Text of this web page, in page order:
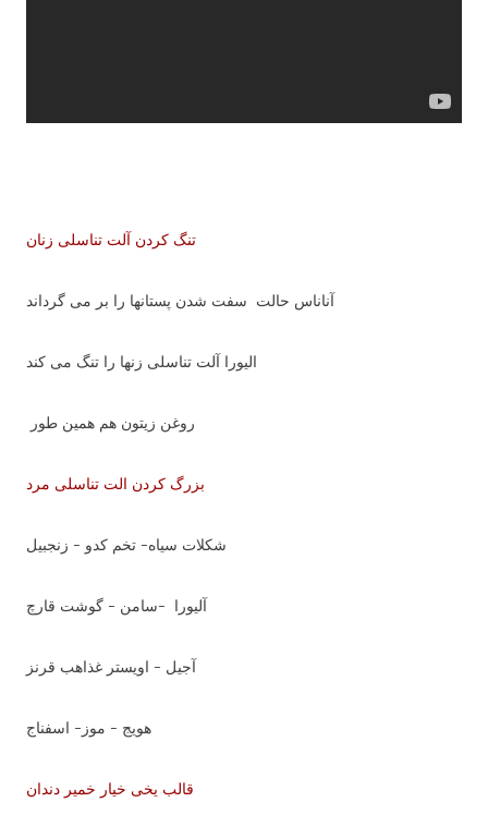
تنگ کردن آلت تناسلی زنان
آناناس حالت سفت شدن پستانها را بر می گرداند
الیورا آلت تناسلی زنها را تنگ می کند
روغن زیتون هم همین طور
بزرگ کردن الت تناسلی مرد
شکلات سیاه- تخم کدو - زنجبیل
آلیورا -سامن - گوشت قارچ
آجیل - اویستر غذاهب قرنز
هویج - موز- اسفناج
قالب یخی خیار خمیر دندان